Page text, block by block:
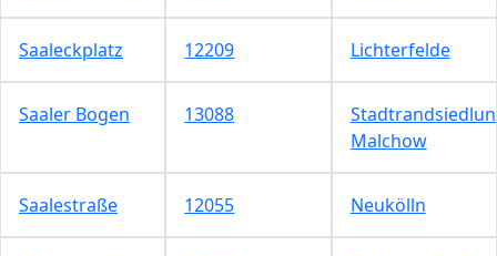
Saaleckplatz 12209 Lichterfelde
Saaler Bogen 13088
Malchow
Saalestraße 12055 Neukölln